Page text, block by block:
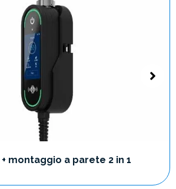
montaggio a parete 2 in 1